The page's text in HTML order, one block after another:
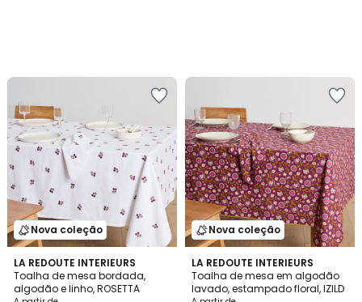
Nova coleção
LA REDOUTE INTERIEURS
Toalha de mesa bordada,
algodão e linho, ROSETTA
Nova coleção
LA REDOUTE INTERIEURS
Toalha de mesa em algodão
lavado, estampado floral, IZILD